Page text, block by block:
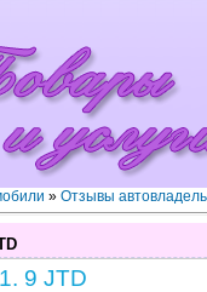
» Отзывы
9 JTD